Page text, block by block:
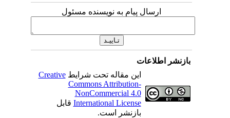
ارسال پیام به نویسنده مسئول
بازنشر اطلاعات
این مقاله تحت شرایطCreative
Commons Attribution-
NonCommercial 4.0
International Licenseقابل
بازنشر است.